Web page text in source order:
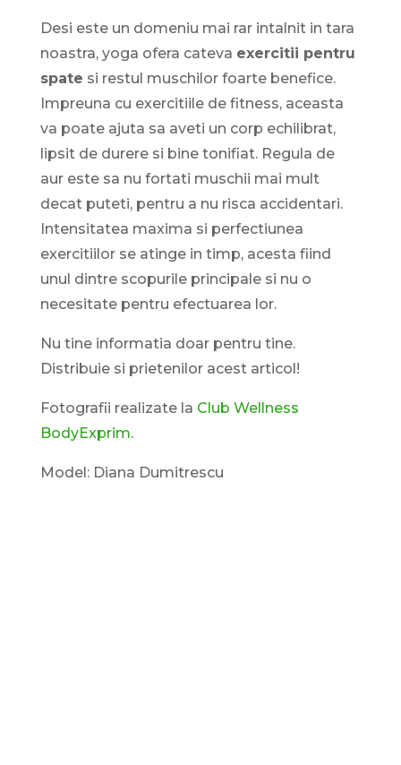
Desi este un domeniu mai rar intalnit in tara
noastra, yoga ofera cateva exercitii pentru
spate si restul muschilor foarte benefice.
Impreuna cu exercitiile de fitness, aceasta
va poate ajuta sa aveti un corp echilibrat,
lipsit de durere si bine tonifiat. Regula de
aur este sa nu fortati muschii mai mult
decat puteti, pentru a nu risca accidentari.
Intensitatea maxima si perfectiunea
exercitiilor se atinge in timp, acesta fiind
unul dintre scopurile principale si nu o
necesitate pentru efectuarea lor.
Nu tine informatia doar pentru tine.
Distribuie si prietenilor acest articol!
Fotografii realizate la Club Wellness
BodyExprim.
Model: Diana Dumitrescu